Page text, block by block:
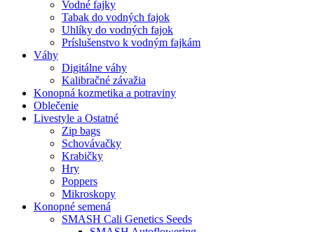
Vodné fajky
Tabak do vodných fajok
Uhlíky do vodných fajok
Príslušenstvo k vodným fajkám
Váhy
Digitálne váhy
Kalibračné závažia
Konopná kozmetika a potraviny
Oblečenie
Livestyle a Ostatné
Zip bags
Schovávačky
Krabičky
Hry
Poppers
Mikroskopy
Konopné semená
SMASH Cali Genetics Seeds